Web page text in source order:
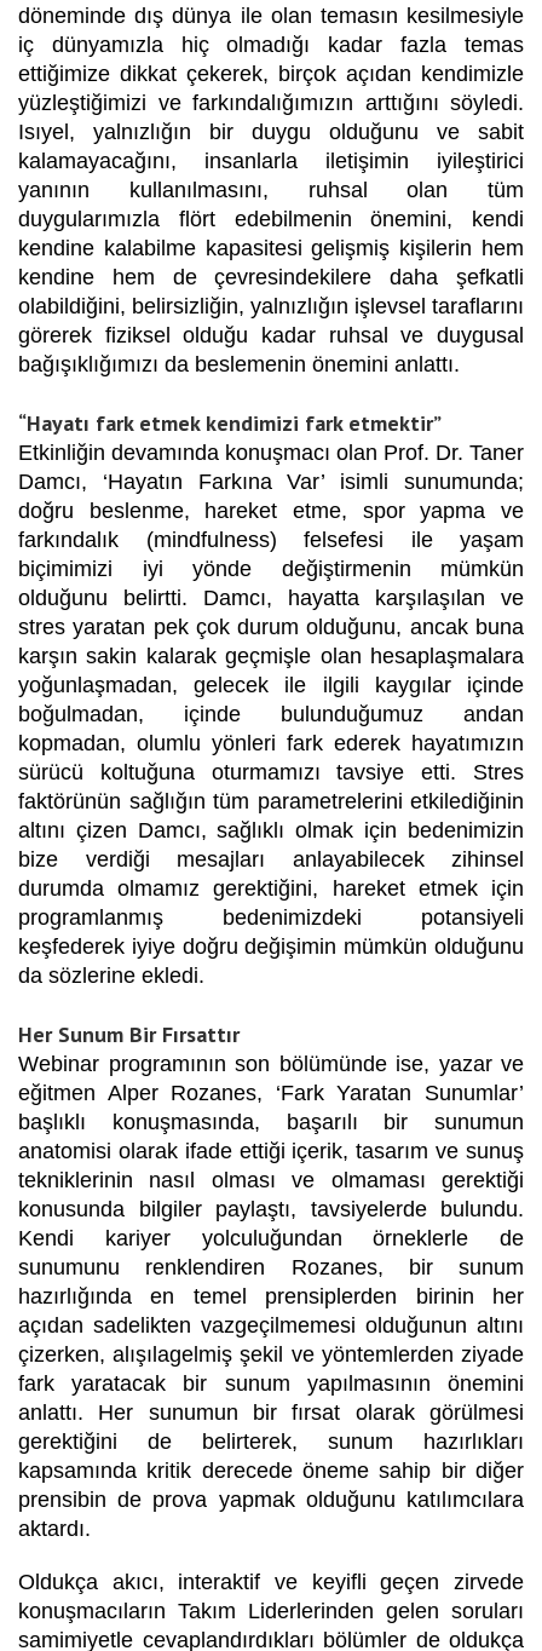
döneminde dış dünya ile olan temasın kesilmesiyle
iç dünyamızla hiç olmadığı kadar fazla temas
ettiğimize dikkat çekerek, birçok açıdan kendimizle
yüzleştiğimizi ve farkındalığımızın arttığını söyledi.
Isıyel, yalnızlığın bir duygu olduğunu ve sabit
kalamayacağını, insanlarla iletişimin iyileştirici
yanının kullanılmasını, ruhsal olan tüm
duygularımızla flört edebilmenin önemini, kendi
kendine kalabilme kapasitesi gelişmiş kişilerin hem
kendine hem de çevresindekilere daha şefkatli
olabildiğini, belirsizliğin, yalnızlığın işlevsel taraflarını
görerek fiziksel olduğu kadar ruhsal ve duygusal
bağışıklığımızı da beslemenin önemini anlattı.
“Hayatı fark etmek kendimizi fark etmektir”
Etkinliğin devamında konuşmacı olan Prof. Dr. Taner
Damcı, ‘Hayatın Farkına Var’ isimli sunumunda;
doğru beslenme, hareket etme, spor yapma ve
farkındalık (mindfulness) felsefesi ile yaşam
biçimimizi iyi yönde değiştirmenin mümkün
olduğunu belirtti. Damcı, hayatta karşılaşılan ve
stres yaratan pek çok durum olduğunu, ancak buna
karşın sakin kalarak geçmişle olan hesaplaşmalara
yoğunlaşmadan, gelecek ile ilgili kaygılar içinde
boğulmadan, içinde bulunduğumuz andan
kopmadan, olumlu yönleri fark ederek hayatımızın
sürücü koltuğuna oturmamızı tavsiye etti. Stres
faktörünün sağlığın tüm parametrelerini etkilediğinin
altını çizen Damcı, sağlıklı olmak için bedenimizin
bize verdiği mesajları anlayabilecek zihinsel
durumda olmamız gerektiğini, hareket etmek için
programlanmış bedenimizdeki potansiyeli
keşfederek iyiye doğru değişimin mümkün olduğunu
da sözlerine ekledi.
Her Sunum Bir Fırsattır
Webinar programının son bölümünde ise, yazar ve
eğitmen Alper Rozanes, ‘Fark Yaratan Sunumlar’
başlıklı konuşmasında, başarılı bir sunumun
anatomisi olarak ifade ettiği içerik, tasarım ve sunuş
tekniklerinin nasıl olması ve olmaması gerektiği
konusunda bilgiler paylaştı, tavsiyelerde bulundu.
Kendi kariyer yolculuğundan örneklerle de
sunumunu renklendiren Rozanes, bir sunum
hazırlığında en temel prensiplerden birinin her
açıdan sadelikten vazgeçilmemesi olduğunun altını
çizerken, alışılagelmiş şekil ve yöntemlerden ziyade
fark yaratacak bir sunum yapılmasının önemini
anlattı. Her sunumun bir fırsat olarak görülmesi
gerektiğini de belirterek, sunum hazırlıkları
kapsamında kritik derecede öneme sahip bir diğer
prensibin de prova yapmak olduğunu katılımcılara
aktardı.
Oldukça akıcı, interaktif ve keyifli geçen zirvede
konuşmacıların Takım Liderlerinden gelen soruları
samimiyetle cevaplandırdıkları bölümler de oldukça